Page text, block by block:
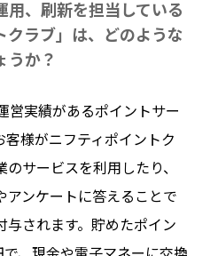
用、刷新を担当している
クラブ」は、どのような
うか？
営実績があるポイントサー
客様がニフティポイントク
のサービスを利用したり、
アンケートに答えることで
与されます。貯めたポイン